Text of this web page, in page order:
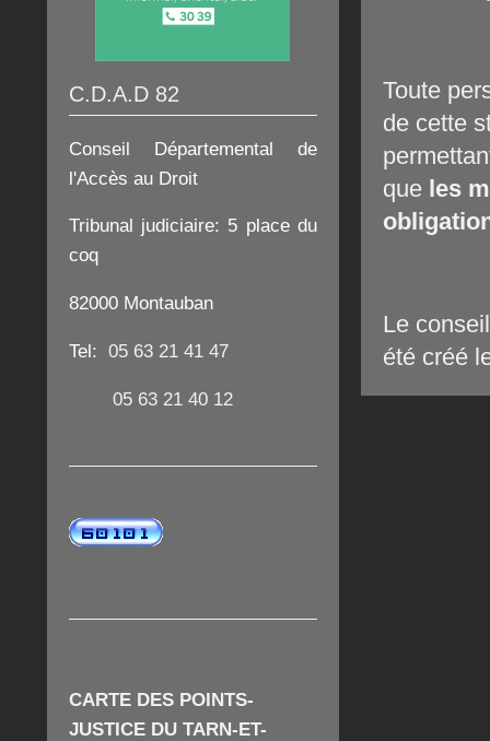
Toute
de cette
que les
Le
été créé
C.D.A.D 82
Conseil Départemental de
l'Accès au Droit
Tribunal judiciaire: 5 place du
coq
82000 Montauban
Tel: 05 63 21 41 47
05 63 21 40 12
CARTE DES POINTS-
JUSTICE DU TARN-ET-